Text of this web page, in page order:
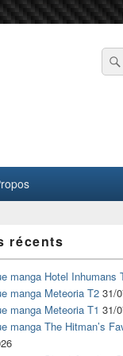
récents
manga Hotel Inhumans
manga Meteoria T2 31/
manga Meteoria T1 31/
manga The Hitman’s